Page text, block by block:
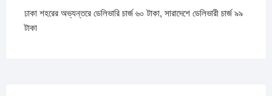
ঢাকা শহরের অভ্যন্তরে ডেলিভারি চার্জ ৬০ টাকা, সারাদেশে ডেলিভারী চার্জ ৯৯
টাকা